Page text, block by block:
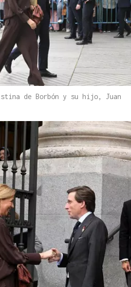
de Borbón y su hijo, Juan